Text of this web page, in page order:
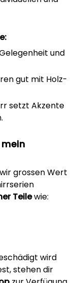
und
gut mit Holz-
setzt Akzente
grossen Wert
Teilewie:
wird
stehen dir